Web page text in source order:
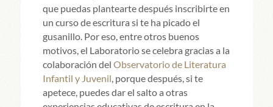
que puedas plantearte después inscribirte en
un curso de escritura si te ha picado el
gusanillo. Por eso, entre otros buenos
motivos, el Laboratorio se celebra gracias a la
colaboración del Observatorio de Literatura
Infantil y Juvenil, porque después, si te
apetece, puedes dar el salto a otras